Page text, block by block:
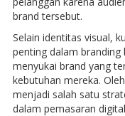
brand tersebut.
Selain identitas visual,
penting dalam branding
menyukai brand yang
kebutuhan mereka.
menjadi salah satu
dalam pemasaran